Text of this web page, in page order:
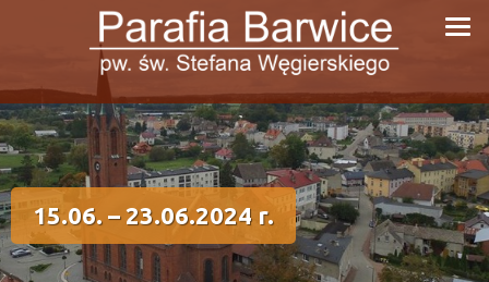
15.06. – 23.06.2024 r.